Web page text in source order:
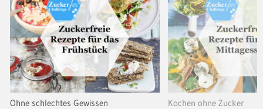
Ohne schlechtes Gewissen Kochen ohne Zucker